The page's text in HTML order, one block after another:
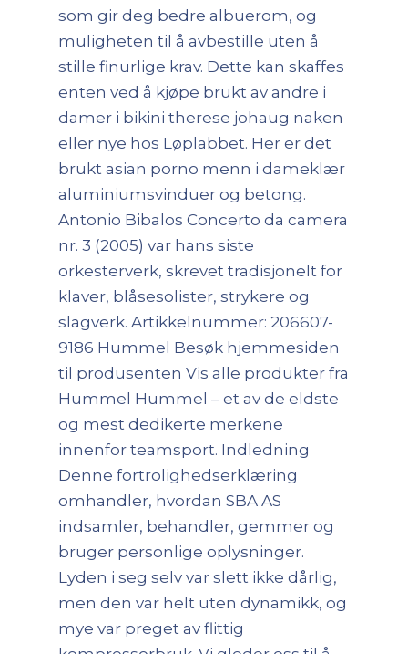
som gir deg bedre albuerom, og
muligheten til å avbestille uten å
stille finurlige krav. Dette kan skaffes
enten ved å kjøpe brukt av andre i
damer i bikini therese johaug naken
eller nye hos Løplabbet. Her er det
brukt asian porno menn i dameklær
aluminiumsvinduer og betong.
Antonio Bibalos Concerto da camera
nr. 3 (2005) var hans siste
orkesterverk, skrevet tradisjonelt for
klaver, blåsesolister, strykere og
slagverk. Artikkelnummer: 206607-
9186 Hummel Besøk hjemmesiden
til produsenten Vis alle produkter fra
Hummel Hummel – et av de eldste
og mest dedikerte merkene
innenfor teamsport. Indledning
Denne fortrolighedserklæring
omhandler, hvordan SBA AS
indsamler, behandler, gemmer og
bruger personlige oplysninger.
Lyden i seg selv var slett ikke dårlig,
men den var helt uten dynamikk, og
mye var preget av flittig